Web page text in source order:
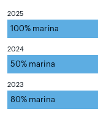
2025
100% marina
2024
50% marina
2023
80% marina